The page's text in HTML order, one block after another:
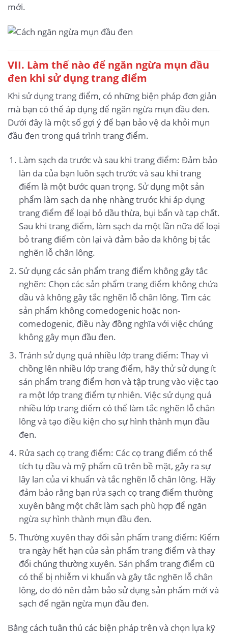
mới.
VII. Làm thế nào để ngăn ngừa mụn đầu
đen khi sử dụng trang điểm
Khi sử dụng trang điểm, có những biện pháp đơn giản
mà bạn có thể áp dụng để ngăn ngừa mụn đầu đen.
Dưới đây là một số gợi ý để bạn bảo vệ da khỏi mụn
đầu đen trong quá trình trang điểm.
Làm sạch da trước và sau khi trang điểm: Đảm bảo
làn da của bạn luôn sạch trước và sau khi trang
điểm là một bước quan trọng. Sử dụng một sản
phẩm làm sạch da nhẹ nhàng trước khi áp dụng
trang điểm để loại bỏ dầu thừa, bụi bẩn và tạp chất.
Sau khi trang điểm, làm sạch da một lần nữa để loại
bỏ trang điểm còn lại và đảm bảo da không bị tắc
nghẽn lỗ chân lông.
Sử dụng các sản phẩm trang điểm không gây tắc
nghẽn: Chọn các sản phẩm trang điểm không chứa
dầu và không gây tắc nghẽn lỗ chân lông. Tìm các
sản phẩm không comedogenic hoặc non-
comedogenic, điều này đồng nghĩa với việc chúng
không gây mụn đầu đen.
Tránh sử dụng quá nhiều lớp trang điểm: Thay vì
chồng lên nhiều lớp trang điểm, hãy thử sử dụng ít
sản phẩm trang điểm hơn và tập trung vào việc tạo
ra một lớp trang điểm tự nhiên. Việc sử dụng quá
nhiều lớp trang điểm có thể làm tắc nghẽn lỗ chân
lông và tạo điều kiện cho sự hình thành mụn đầu
đen.
Rửa sạch cọ trang điểm: Các cọ trang điểm có thể
tích tụ dầu và mỹ phẩm cũ trên bề mặt, gây ra sự
lây lan của vi khuẩn và tắc nghẽn lỗ chân lông. Hãy
đảm bảo rằng bạn rửa sạch cọ trang điểm thường
xuyên bằng một chất làm sạch phù hợp để ngăn
ngừa sự hình thành mụn đầu đen.
Thường xuyên thay đổi sản phẩm trang điểm: Kiểm
tra ngày hết hạn của sản phẩm trang điểm và thay
đổi chúng thường xuyên. Sản phẩm trang điểm cũ
có thể bị nhiễm vi khuẩn và gây tắc nghẽn lỗ chân
lông, do đó nên đảm bảo sử dụng sản phẩm mới và
sạch để ngăn ngừa mụn đầu đen.
Bằng cách tuân thủ các biện pháp trên và chọn lựa kỹ